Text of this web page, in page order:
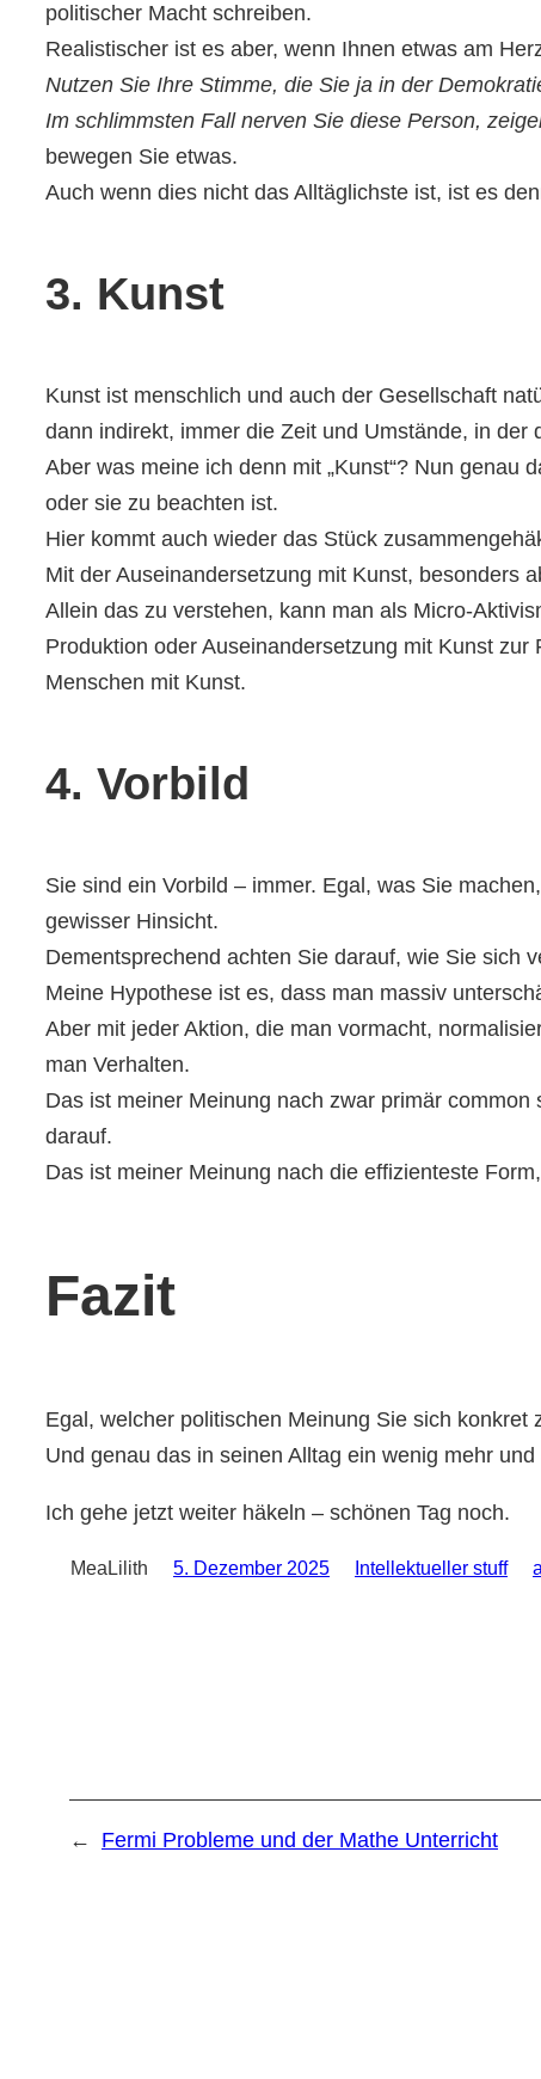
politischer Macht schreiben.
Realistischer ist es aber, wenn Ihnen etwas am
Nutzen Sie Ihre Stimme, die Sie ja in der
Im schlimmsten Fall nerven Sie diese Person,
bewegen Sie etwas.
Auch wenn dies nicht das Alltäglichste ist, ist es
3. Kunst
Kunst ist menschlich und auch der Gesellschaft
dann indirekt, immer die Zeit und Umstände, in
Aber was meine ich denn mit „Kunst“? Nun
oder sie zu beachten ist.
Hier kommt auch wieder das Stück
Mit der Auseinandersetzung mit Kunst, besonders
Allein das zu verstehen, kann man als Micro-
Produktion oder Auseinandersetzung mit Kunst
Menschen mit Kunst.
4. Vorbild
Sie sind ein Vorbild – immer. Egal, was Sie
gewisser Hinsicht.
Dementsprechend achten Sie darauf, wie Sie sich
Meine Hypothese ist es, dass man massiv
Aber mit jeder Aktion, die man vormacht,
man Verhalten.
Das ist meiner Meinung nach zwar primär
darauf.
Das ist meiner Meinung nach die effizienteste
Fazit
Egal, welcher politischen Meinung Sie sich
Und genau das in seinen Alltag ein wenig mehr
Ich gehe jetzt weiter häkeln – schönen Tag noch.
MeaLilith 5. Dezember 2025 Intellektueller stuff
← Fermi Probleme und der Mathe Unterricht